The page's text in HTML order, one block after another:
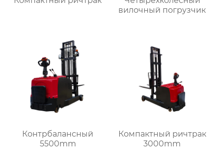
вилочный погрузчик
Контрбалансный
5500mm
Компактный ричтрак
3000mm